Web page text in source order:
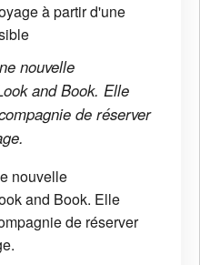
nouvelle
and Book. Elle
de réserver
nouvelle
and Book. Elle
de réserver